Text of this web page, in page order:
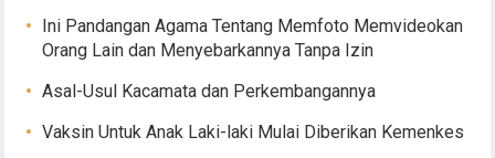
Ini Pandangan Agama Tentang Memfoto Memvideokan
Orang Lain dan Menyebarkannya Tanpa Izin
Asal-Usul Kacamata dan Perkembangannya
Vaksin Untuk Anak Laki-laki Mulai Diberikan Kemenkes